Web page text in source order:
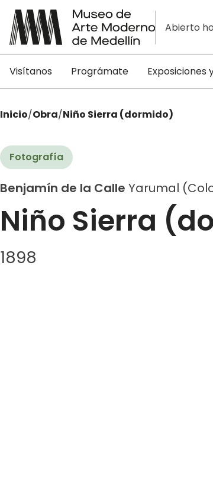
Abierto
Visítanos Prográmate Exposiciones
Inicio/Obra/Niño Sierra (dormido)
Fotografía
Benjamín de la Calle Yarumal
Niño Sierra
1898